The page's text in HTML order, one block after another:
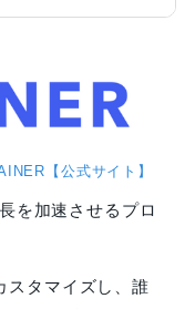
【公式サイト】
を加速させるプロ
スタマイズし、誰